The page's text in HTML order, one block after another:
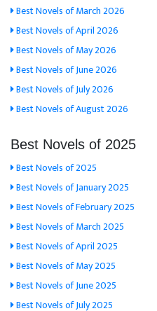
Best Novels of March 2026
Best Novels of April 2026
Best Novels of May 2026
Best Novels of June 2026
Best Novels of July 2026
Best Novels of August 2026
Best Novels of 2025
Best Novels of 2025
Best Novels of January 2025
Best Novels of February 2025
Best Novels of March 2025
Best Novels of April 2025
Best Novels of May 2025
Best Novels of June 2025
Best Novels of July 2025